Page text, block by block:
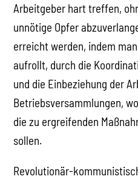
Arbeitgeber hart treffen,
unnötige Opfer
erreicht werden, indem
aufrollt, durch die
und die Einbeziehung der
Betriebsversammlungen,
die zu ergreifenden
sollen.
Revolutionär-